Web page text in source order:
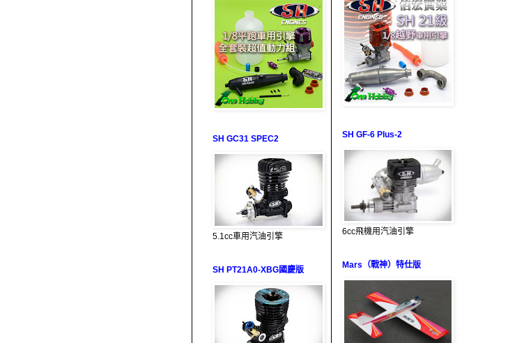
SH GC31 SPEC2
5.1cc車用汽油引擎
SH PT21A0-XBG國慶版
SH GF-6 Plus-2
6cc飛機用汽油引擎
Mars（戰神）特仕版